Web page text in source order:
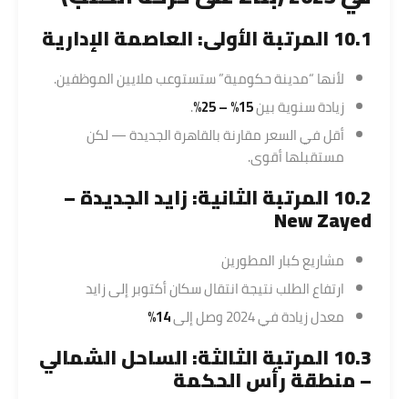
10.1 المرتبة الأولى: العاصمة الإدارية
لأنها “مدينة حكومية” ستستوعب ملايين الموظفين.
زيادة سنوية بين15% – 25%
.
أقل في السعر مقارنة بالقاهرة الجديدة — لكن
مستقبلها أقوى.
10.2 المرتبة الثانية: زايد الجديدة –
New Zayed
مشاريع كبار المطورين
ارتفاع الطلب نتيجة انتقال سكان أكتوبر إلى زايد
معدل زيادة في 2024 وصل إلى
14%
10.3 المرتبة الثالثة: الساحل الشمالي
– منطقة رأس الحكمة